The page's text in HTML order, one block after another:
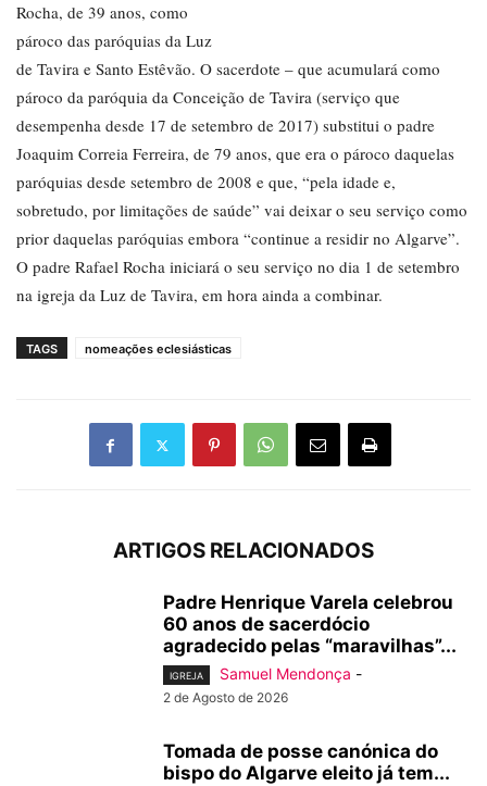
Rocha, de 39 anos, como
pároco das paróquias da Luz
de Tavira e Santo Estêvão. O sacerdote – que acumulará como
pároco da paróquia da Conceição de Tavira (serviço que
desempenha desde 17 de setembro de 2017) substitui o padre
Joaquim Correia Ferreira, de 79 anos, que era o pároco daquelas
paróquias desde setembro de 2008 e que, “pela idade e,
sobretudo, por limitações de saúde” vai deixar o seu serviço como
prior daquelas paróquias embora “continue a residir no Algarve”.
O padre Rafael Rocha iniciará o seu serviço no dia 1 de setembro
na igreja da Luz de Tavira, em hora ainda a combinar.
TAGS nomeações eclesiásticas
ARTIGOS RELACIONADOS
Padre Henrique Varela celebrou
60 anos de sacerdócio
agradecido pelas “maravilhas”...
IGREJA Samuel Mendonça -
2 de Agosto de 2026
Tomada de posse canónica do
bispo do Algarve eleito já tem...